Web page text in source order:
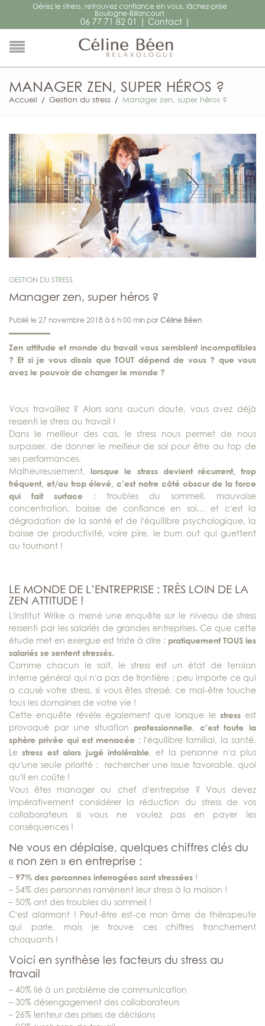
Gérez le stress, retrouvez confiance en vous, lâchez-prise
Boulogne-Billancourt
06 77 71 82 01 | Contact |
MANAGER ZEN, SUPER HÉROS ?
Accueil / Gestion du stress / Manager zen, super héros ?
GESTION DU STRESS
Manager zen, super héros ?
Publié le 27 novembre 2018 à 6 h 00 min par Céline Béen
Zen attitude et monde du travail vous semblent incompatibles
? Et si je vous disais que TOUT dépend de vous ? que vous
avez le pouvoir de changer le monde ?
Vous travaillez ? Alors sans aucun doute, vous avez déjà
ressenti le stress au travail !
Dans le meilleur des cas, le stress nous permet de nous
surpasser, de donner le meilleur de soi pour être au top de
ses performances.
Malheureusement,lorsque le stress devient récurrent, trop
fréquent, et/ou trop élevé, c’est notre côté obscur de la force
qui fait surface : troubles du sommeil, mauvaise
concentration, baisse de confiance en soi… et c’est la
dégradation de la santé et de l’équilibre psychologique, la
baisse de productivité, voire pire, le burn out qui guettent
au tournant !
LE MONDE DE L’ENTREPRISE : TRÈS LOIN DE LA
ZEN ATTITUDE !
L’institut Wrike a mené une enquête sur le niveau de stress
ressenti par les salariés de grandes entreprises. Ce que cette
étude met en exergue est triste à dire : pratiquement TOUS les
salariés se sentent stressés.
Comme chacun le sait, le stress est un état de tension
interne général qui n’a pas de frontière : peu importe ce qui
a causé votre stress, si vous êtes stressé, ce mal-être touche
tous les domaines de votre vie !
Cette enquête révèle également que lorsque le stressest
provoqué par une situation professionnelle, c’est toute la
sphère privée qui est menacée : l’équilibre familial, la santé.
Lestress est alors jugé intolérable, et la personne n’a plus
qu’une seule priorité : rechercher une issue favorable, quoi
qu’il en coûte !
Vous êtes manager ou chef d’entreprise ? Vous devez
impérativement considérer la réduction du stress de vos
collaborateurs si vous ne voulez pas en payer les
conséquences !
Ne vous en déplaise, quelques chiffres clés du
« non zen » en entreprise :
– 97% des personnes interrogées sont stressées !
– 54% des personnes ramènent leur stress à la maison !
– 50% ont des troubles du sommeil !
C’est alarmant ! Peut-être est-ce mon âme de thérapeute
qui parle, mais je trouve ces chiffres franchement
choquants !
Voici en synthèse les facteurs du stress au
travail
– 40% lié à un problème de communication
– 30% désengagement des collaborateurs
– 26% lenteur des prises de décisions